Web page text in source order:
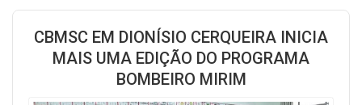
CBMSC EM DIONÍSIO CERQUEIRA INICIA
MAIS UMA EDIÇÃO DO PROGRAMA
BOMBEIRO MIRIM